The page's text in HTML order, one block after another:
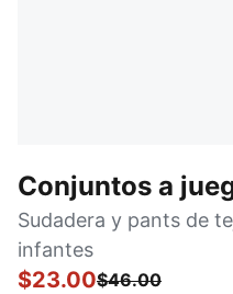
Conjuntos a
Sudadera y pants de
infantes
$23.00$46.00